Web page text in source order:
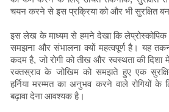
चयन करने से इस प्रक्रिया को और भी सुरक्षित
इस लेख के माध्यम से हमने देखा कि लेप्रोस्कोपिक
समझना और संभालना क्यों महत्वपूर्ण है। यह
कदम है, जो रोगी को तीख और स्वस्थता की
रक्तस्राव के जोखिम को समझते हुए एक
हर्निया मरम्मत का अनुभव करने वाले रोगियों
बढ़ावा देना आवश्यक है।